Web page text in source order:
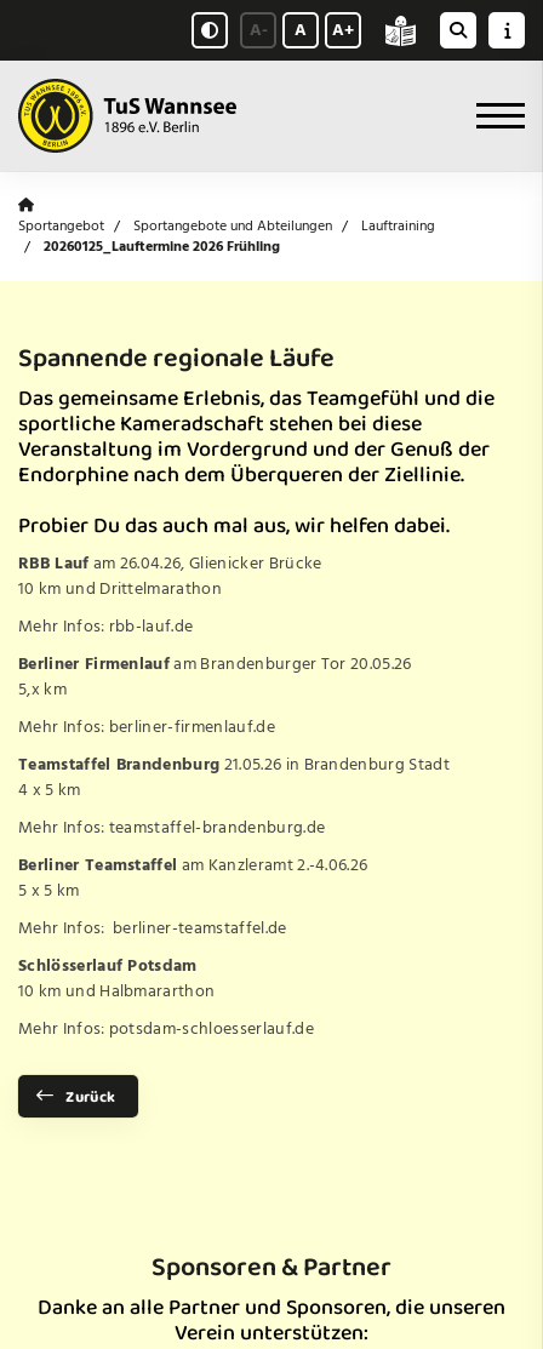
A- A A+
Sportangebot Sportangebote und Abteilungen
Lauftraining
20260125_Lauftermine 2026 Frühling
Spannende regionale Läufe
Das gemeinsame Erlebnis, das Teamgefühl und die
sportliche Kameradschaft stehen bei diese
Veranstaltung im Vordergrund und der Genuß der
Endorphine nach dem Überqueren der Ziellinie.
Probier Du das auch mal aus, wir helfen dabei.
RBB Laufam 26.04.26, Glienicker Brücke
10 km und Drittelmarathon
Mehr Infos: rbb-lauf.de
Berliner Firmenlaufam Brandenburger Tor 20.05.26
5,x km
Mehr Infos: berliner-firmenlauf.de
Teamstaffel Brandenburg21.05.26 in Brandenburg Stadt
4 x 5 km
Mehr Infos:teamstaffel-brandenburg.de
Berliner Teamstaffel am Kanzleramt 2.-4.06.26
5 x 5 km
Mehr Infos: berliner-teamstaffel.de
Schlösserlauf Potsdam
10 km und Halbmararthon
Mehr Infos: potsdam-schloesserlauf.de
Zurück
Sponsoren & Partner
Danke an alle Partner und Sponsoren, die unseren
Verein unterstützen: